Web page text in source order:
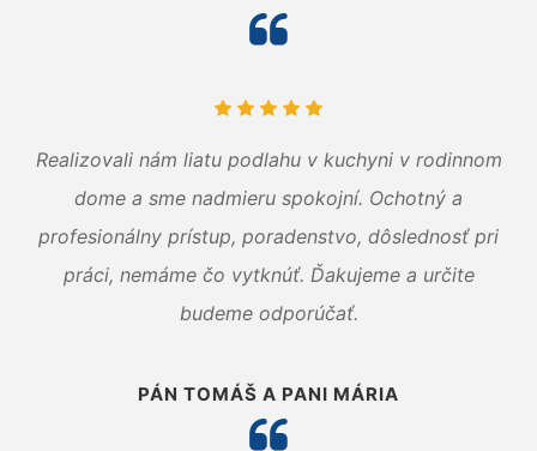
Realizovali nám liatu podlahu v kuchyni v rodinnom
dome a sme nadmieru spokojní. Ochotný a
profesionálny prístup, poradenstvo, dôslednosť pri
práci, nemáme čo vytknúť. Ďakujeme a určite
budeme odporúčať.
PÁN TOMÁŠ A PANI MÁRIA